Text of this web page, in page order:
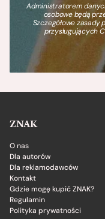
Administratorem
osobowe będą
Szczegółowe
przysługujących
ZNAK
O nas
Dla autorów
Dla reklamodawców
Kontakt
Gdzie mogę kupić ZNAK?
Regulamin
Polityka prywatności